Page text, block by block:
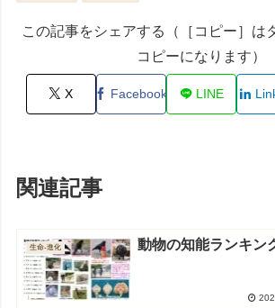
この記事をシェアする（［コピー］は
コピーになります）
X Facebook LINE
関連記事
生命-進化 動物の知能ランキン